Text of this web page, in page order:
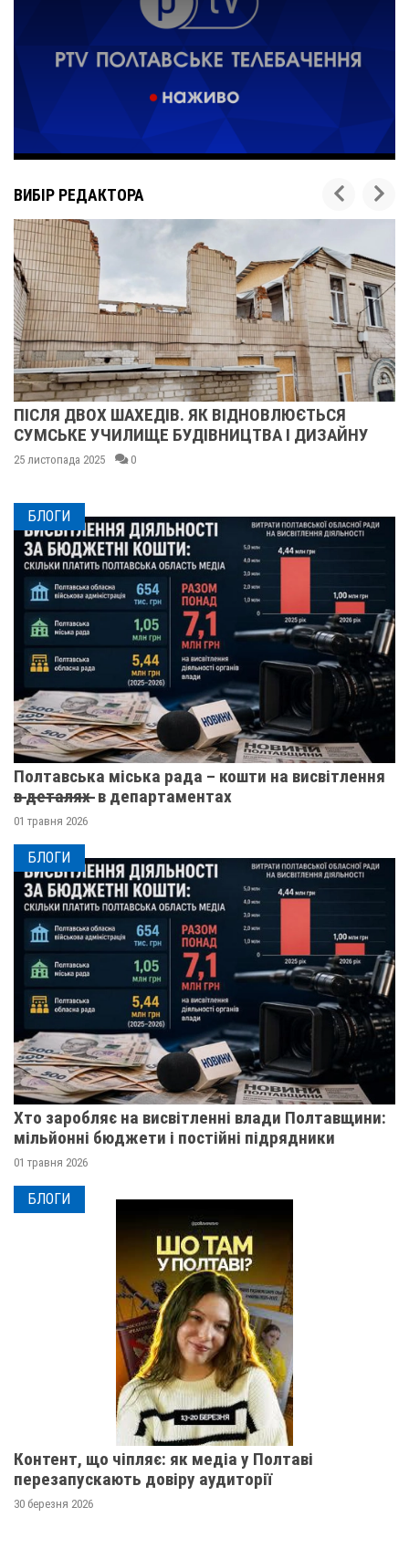
ВИБІР РЕДАКТОРА
ПІСЛЯ ДВОХ ШАХЕДІВ. ЯК ВІДНОВЛЮЄТЬСЯ
СУМСЬКЕ УЧИЛИЩЕ БУДІВНИЦТВА І ДИЗАЙНУ
25 листопада 2025 0
БЛОГИ
Полтавська міська рада – кошти на висвітлення
в̶ ̶д̶е̶т̶а̶л̶я̶х̶ ̶ в департаментах
01 травня 2026
БЛОГИ
Хто заробляє на висвітленні влади Полтавщини:
мільйонні бюджети і постійні підрядники
01 травня 2026
БЛОГИ
Контент, що чіпляє: як медіа у Полтаві
перезапускають довіру аудиторії
30 березня 2026